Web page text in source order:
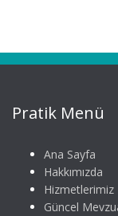
Pratik Menü
Ana Sayfa
Hakkımızda
Hizmetlerimiz
Güncel